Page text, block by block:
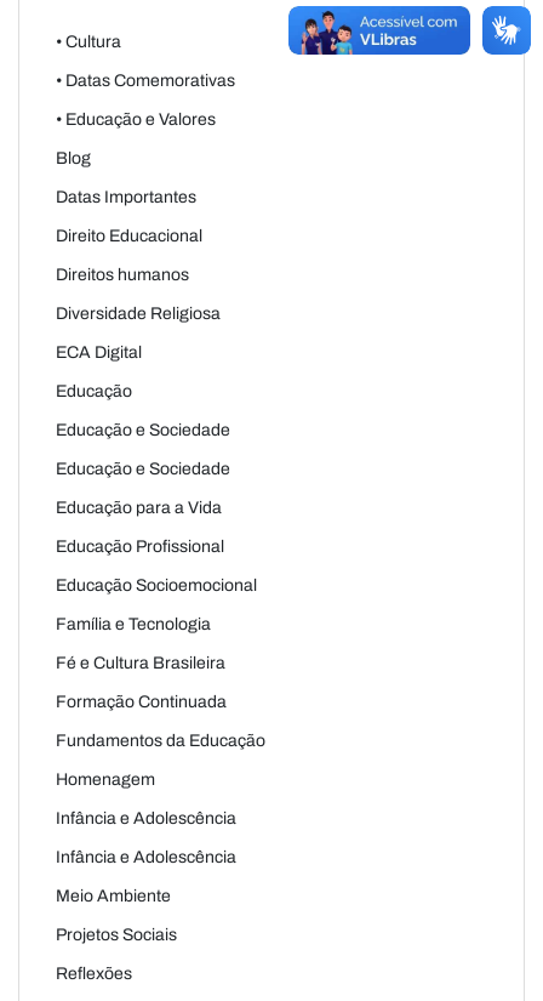
• Cultura
• Datas Comemorativas
• Educação e Valores
Blog
Datas Importantes
Direito Educacional
Direitos humanos
Diversidade Religiosa
ECA Digital
Educação
Educação e Sociedade
Educação e Sociedade
Educação para a Vida
Educação Profissional
Educação Socioemocional
Família e Tecnologia
Fé e Cultura Brasileira
Formação Continuada
Fundamentos da Educação
Homenagem
Infância e Adolescência
Infância e Adolescência
Meio Ambiente
Projetos Sociais
Reflexões